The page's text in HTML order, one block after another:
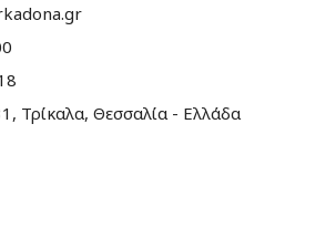
Τρίκαλα, Θεσσαλία - Ελλάδα